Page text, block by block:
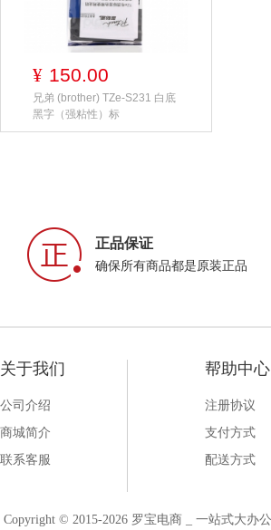
¥ 150.00
兄弟 (brother) TZe-S231 白底
黑字（强粘性）标
正品保证
确保所有商品都是原装正品
关于我们
公司介绍
商城简介
联系客服
帮助中心
注册协议
支付方式
配送方式
Copyright © 2015-2026 罗宝电商 _ 一站式大办